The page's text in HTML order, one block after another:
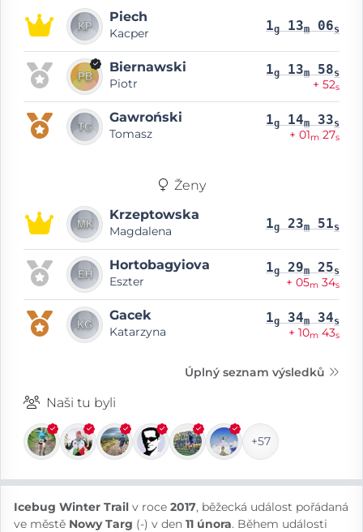
Piech
Kacper 1g 13m 06s
Biernawski
Piotr
1g 13m 58s
+ 52s
Gawroński
Tomasz
1g 14m 33s
+ 01m 27s
Ženy
Krzeptowska
Magdalena 1g 23m 51s
Hortobagyiova
Eszter
1g 29m 25s
+ 05m 34s
Gacek
Katarzyna
1g 34m 34s
+ 10m 43s
Úplný seznam výsledků
Naši tu byli
+57
Icebug Winter Trail v roce 2017, běžecká událost pořádaná
ve městě Nowy Targ (-) v den 11 února. Během události